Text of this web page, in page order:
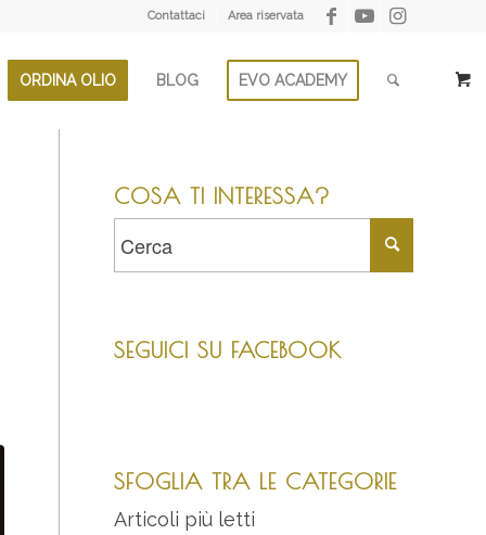
Contattaci Area riservata
ORDINA OLIO BLOG EVO ACADEMY
COSA TI INTERESSA?
SEGUICI SU FACEBOOK
SFOGLIA TRA LE CATEGORIE
Articoli più letti